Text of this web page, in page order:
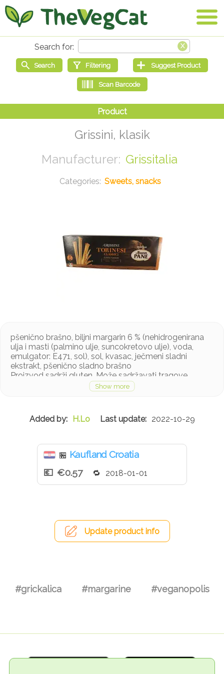
Grissini, klasik
Grissitalia
Sweets, snacks
pšenično brašno, biljni margarin 6 % (nehidrogenirana
ulja i masti (palmino ulje, suncokretovo ulje), voda,
emulgator: E471, sol), sol, kvasac, ječmeni sladni
ekstrakt, pšenično sladno brašno
Proizvod sadrži gluten. Može sadržavati tragove
H.Lo 2022-10-29
🏪 Kaufland Croatia
€0.57
2018-01-01
Update product info
#grickalica #margarine #veganopolis